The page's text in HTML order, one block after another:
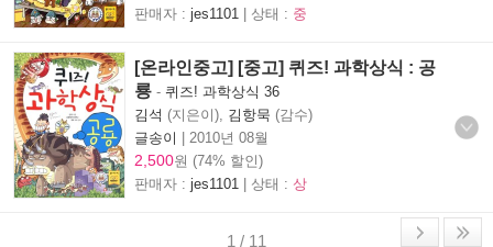
판매자 : jes1101 | 상태 : 중
[온라인중고] [중고] 퀴즈! 과학상식 : 공
룡 - 퀴즈! 과학상식 36
김석 (지은이), 김항묵 (감수)
글송이 | 2010년 08월
2,500원 (74% 할인)
판매자 : jes1101 | 상태 : 상
1 / 11